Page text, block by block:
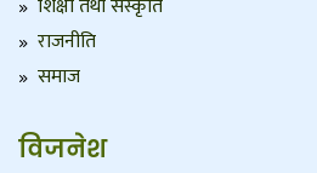
शिक्षा तथा संस्कृति
राजनीति
समाज
विजनेश